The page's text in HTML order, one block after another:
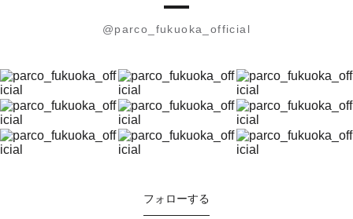
@parco_fukuoka_official
フォローする